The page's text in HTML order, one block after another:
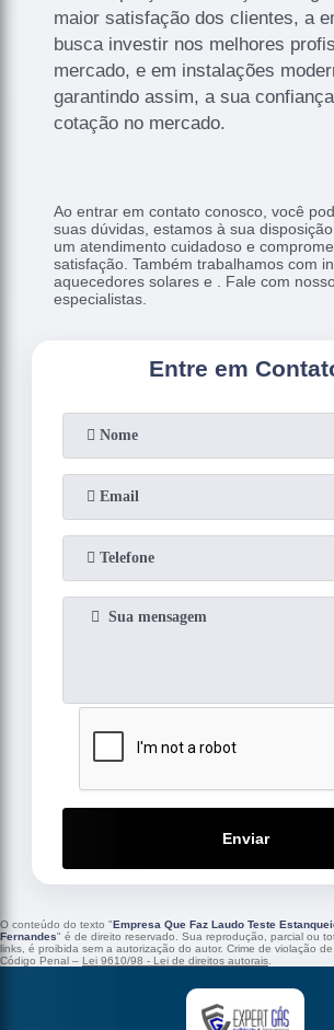
maior satisfação dos clientes, a
busca investir nos melhores
mercado, e em instalações
garantindo assim, a sua
cotação no mercado.
Ao entrar em contato conosco, você
suas dúvidas, estamos à sua
um atendimento cuidadoso e
satisfação. Também trabalhamos com
aquecedores solares e . Fale com
especialistas.
Entre em
Enviar
O conteúdo do texto "Empresa Que Faz Laudo Teste
Fernandes" é de direito reservado. Sua reprodução, parcial ou
links, é proibida sem a autorização do autor. Crime de violação
Código Penal – Lei 9610/98 - Lei de direitos autorais